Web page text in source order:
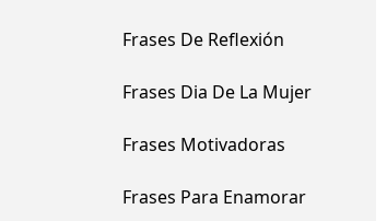
Frases De Reflexión
Frases Dia De La Mujer
Frases Motivadoras
Frases Para Enamorar